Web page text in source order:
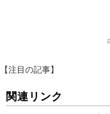
【注目の記事】
関連リンク